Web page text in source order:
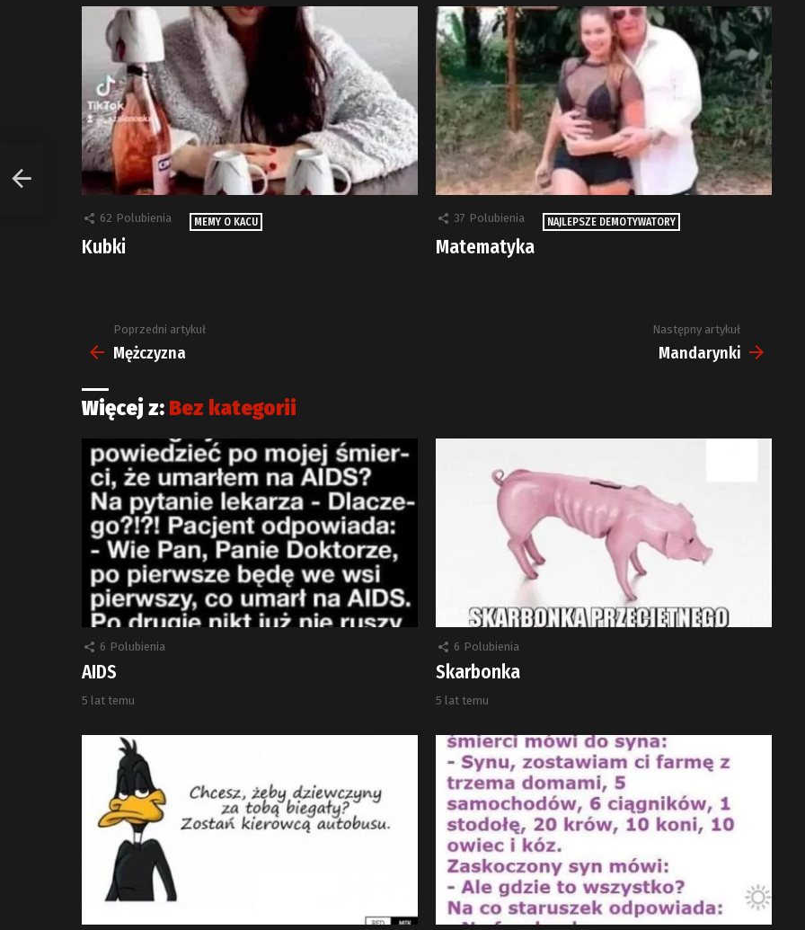
62 Polubienia MEMY O KACU
Kubki
37 Polubienia NAJLEPSZE DEMOTYWATORY
Matematyka
Zobacz
więcej
Poprzedni artykuł
Mężczyzna
Następny artykuł
Mandarynki
Więcej z: Bez kategorii
6 Polubienia
AIDS
5 lat temu
6 Polubienia
Skarbonka
5 lat temu